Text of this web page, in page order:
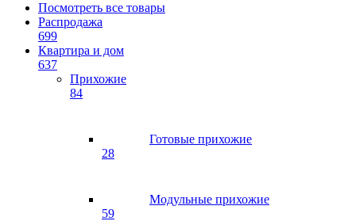
Посмотреть все товары
Распродажа
699
Квартира и дом
637
Прихожие
84
Готовые прихожие
28
Модульные прихожие
59